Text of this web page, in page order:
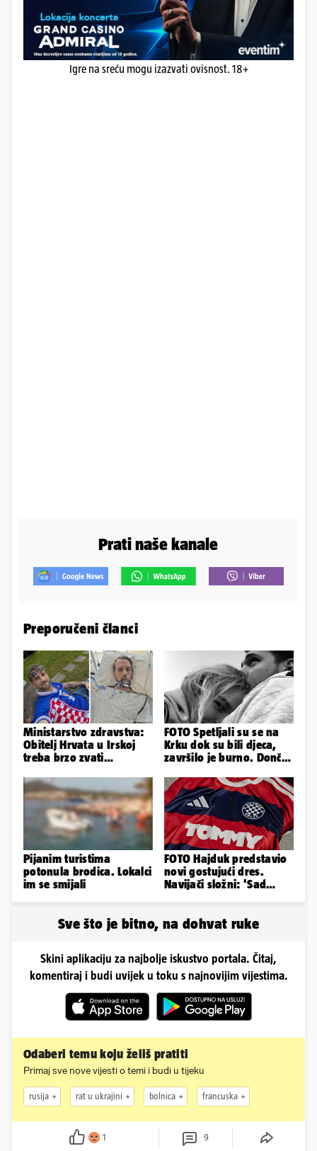
Igre na sreću mogu izazvati ovisnost. 18+
Prati naše kanale
Preporučeni članci
Ministarstvo zdravstva:
Obitelj Hrvata u Irskoj
treba brzo zvati
ćemo
FOTO Spetljali su se na
Krku dok su bili djeca,
završilo je burno. Dončić
Pijanim turistima
potonula brodica. Lokalci
im se smijali
FOTO Hajduk predstavio
novi gostujući dres.
Navijači složni: 'Sad
Sve što je bitno, na dohvat ruke
Skini aplikaciju za najbolje iskustvo portala. Čitaj,
komentiraj i budi uvijek u toku s najnovijim vijestima.
Odaberi temu koju želiš pratiti
Primaj sve nove vijesti o temi i budi u tijeku
rusija rat u ukrajini bolnica francuska
1 9